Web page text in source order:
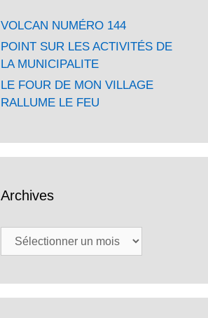
VOLCAN NUMÉRO 144
POINT SUR LES ACTIVITÉS DE
LA MUNICIPALITE
LE FOUR DE MON VILLAGE
RALLUME LE FEU
Archives
Archives